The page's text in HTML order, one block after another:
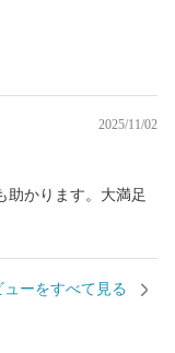
2025/11/02
助かります。大満足
ーをすべて見る